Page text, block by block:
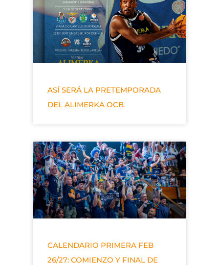
ASÍ SERÁ LA PRETEMPORADA
DEL ALIMERKA OCB
CALENDARIO PRIMERA FEB
26/27: COMIENZO Y FINAL DE